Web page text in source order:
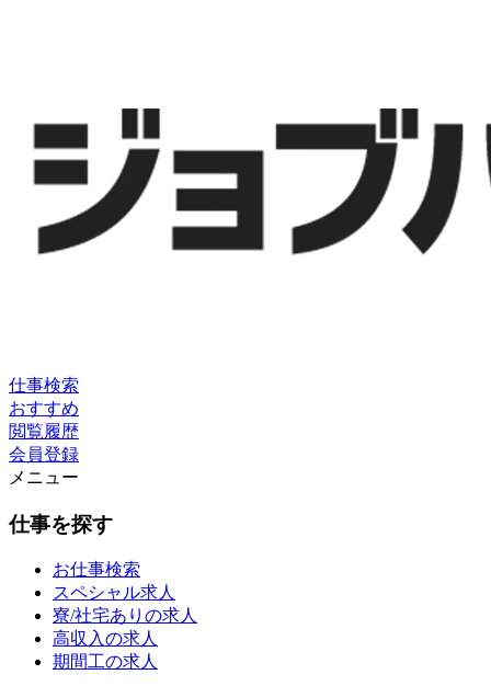
仕事検索
おすすめ
閲覧履歴
会員登録
メニュー
仕事を探す
お仕事検索
スペシャル求人
寮/社宅ありの求人
高収入の求人
期間工の求人